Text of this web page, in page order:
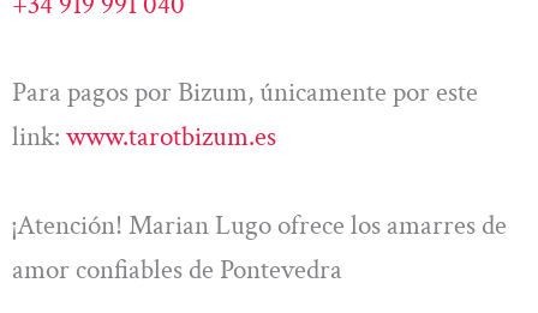
Para pagos por Bizum, únicamente por este
link: www.tarotbizum.es
¡Atención! Marian Lugo ofrece los amarres de
amor confiables de Pontevedra